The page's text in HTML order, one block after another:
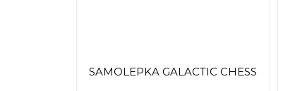
SAMOLEPKA GALACTIC CHESS